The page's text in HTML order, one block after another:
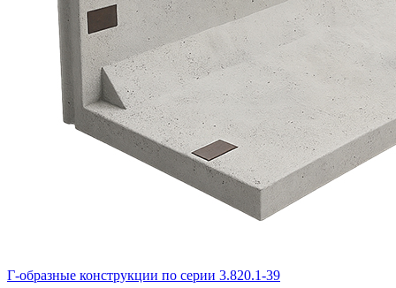
Г-образные конструкции по серии 3.820.1-39